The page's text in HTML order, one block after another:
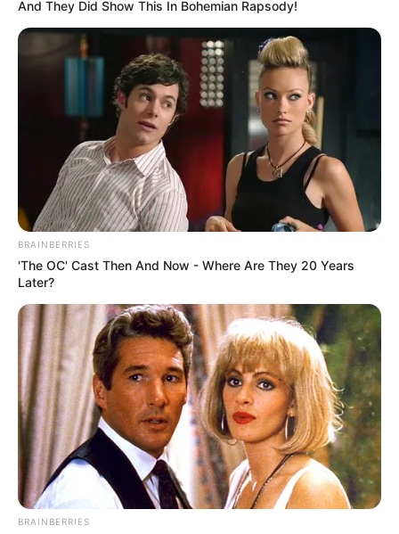
Dehát ezt önnek nem kell magyarázni. És mivel ön
nagy harcos hírében áll, engedje meg, hogy a jól
ismert zászló, zászló, szív helyett így köszönjek el:
Bilincs, bilincs, rács, rács. A stróman egy szó.
Szívélyes üdvözlettel, “
And They Did Show This In Bohemian Rapsody!
BRAINBERRIES
'The OC' Cast Then And Now - Where Are They 20 Years
Later?
BRAINBERRIES